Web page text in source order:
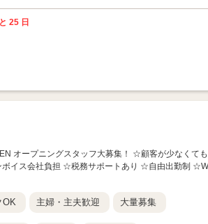
25 日
オープニングスタッフ大募集！ ☆顧客が少なくて
イス会社負担 ☆税務サポートあり ☆自由出勤制 ☆W
OK 主婦・主夫歓迎 大量募集